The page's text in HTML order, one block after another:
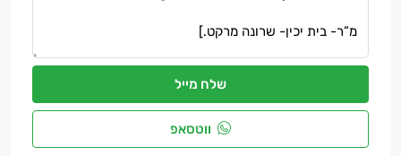
שלח מייל
ווטסאפ